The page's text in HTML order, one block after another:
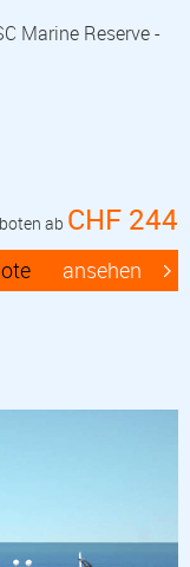
Marine Reserve -
ab CHF 244
ansehen